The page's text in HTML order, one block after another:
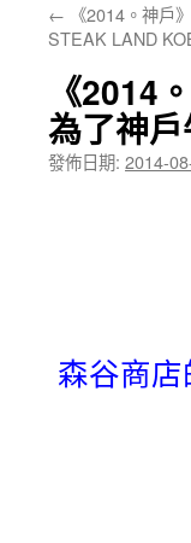
← 《2014。神戶
STEAK LAND
《2014
為了神
發佈日期: 2014-
森谷商